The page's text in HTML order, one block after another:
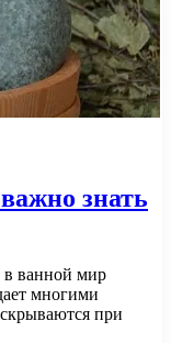
знать
ванной мир
многими
при